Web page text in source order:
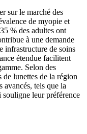
sur le marché des
de myopie et
% des adultes ont
à une demande
infrastructure de soins
étendue facilitent
Selon des
de lunettes de la région
avancés, tels que la
leur préférence